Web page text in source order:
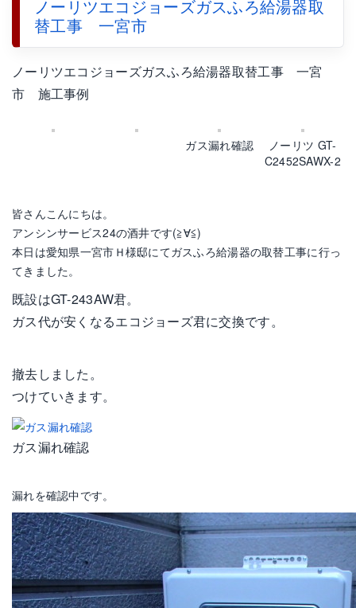
ノーリツエコジョーズガスふろ給湯器取
替工事 一宮市
ノーリツエコジョーズガスふろ給湯器取替工事 一宮
市 施工事例
ガス漏れ確認
ノーリツ GT-
C2452SAWX-2
皆さんこんにちは。
アンシンサービス24の酒井です(≧∀≦)
本日は愛知県一宮市Ｈ様邸にてガスふろ給湯器の取替工事に行っ
てきました。
既設はGT-243AW君。
ガス代が安くなるエコジョーズ君に交換です。
撤去しました。
つけていきます。
ガス漏れ確認
漏れを確認中です。